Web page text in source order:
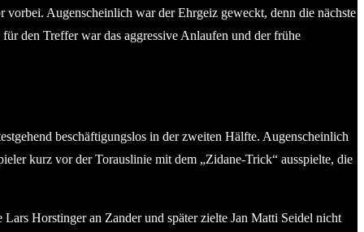
Augenscheinlich war der Ehrgeiz geweckt, denn die nächste
den Treffer war das aggressive Anlaufen und der frühe
beschäftigungslos in der zweiten Hälfte. Augenscheinlich
kurz vor der Torauslinie mit dem „Zidane-Trick“ ausspielte, die
Horstinger an Zander und später zielte Jan Matti Seidel nicht